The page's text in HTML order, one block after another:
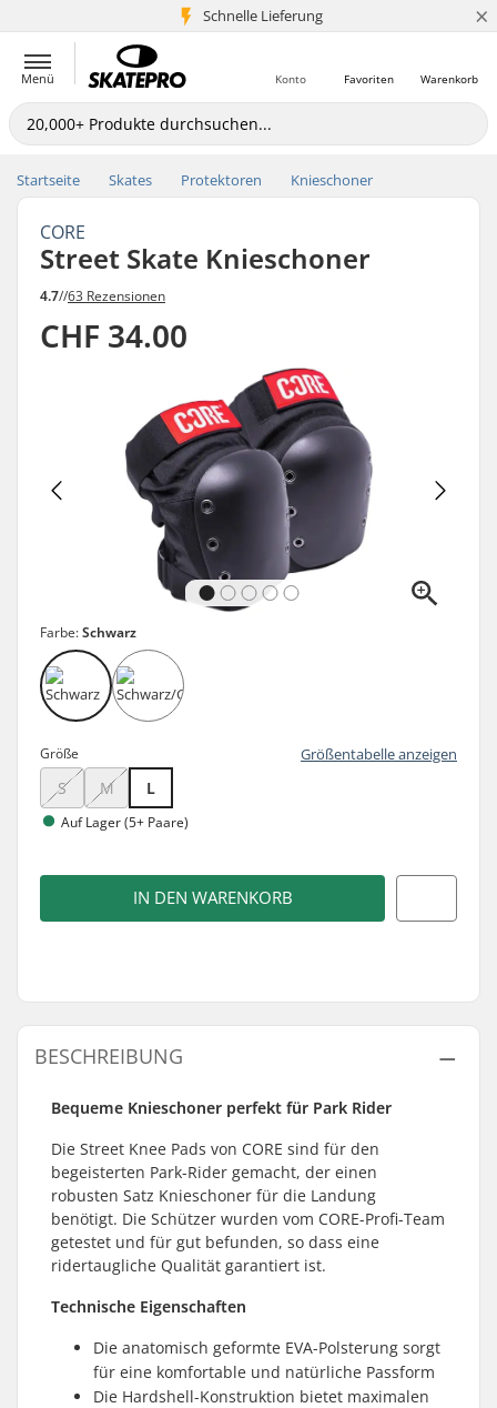
Schnelle Lieferung
5+ Mio. Kunden ×
Menü Warenkorb
Favoriten
Konto
Startseite Skates Protektoren Knieschoner
CORE
Street Skate Knieschoner
4.7//63 Rezensionen
CHF 34.00
Farbe:Schwarz
Größe Größentabelle anzeigen
S M L
Auf Lager (5+ Paare)
IN DEN WARENKORB
BESCHREIBUNG
Bequeme Knieschoner perfekt für Park Rider
Die Street Knee Pads von CORE sind für den
begeisterten Park-Rider gemacht, der einen
robusten Satz Knieschoner für die Landung
benötigt. Die Schützer wurden vom CORE-Profi-Team
getestet und für gut befunden, so dass eine
ridertaugliche Qualität garantiert ist.
Technische Eigenschaften
Die anatomisch geformte EVA-Polsterung sorgt
für eine komfortable und natürliche Passform
Die Hardshell-Konstruktion bietet maximalen